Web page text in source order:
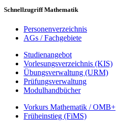
Schnellzugriff Mathematik
Personenverzeichnis
AGs / Fachgebiete
Studienangebot
Vorlesungsverzeichnis (KIS)
Übungsverwaltung (URM)
Prüfungsverwaltung
Modulhandbücher
Vorkurs Mathematik / OMB+
Früheinstieg (FiMS)